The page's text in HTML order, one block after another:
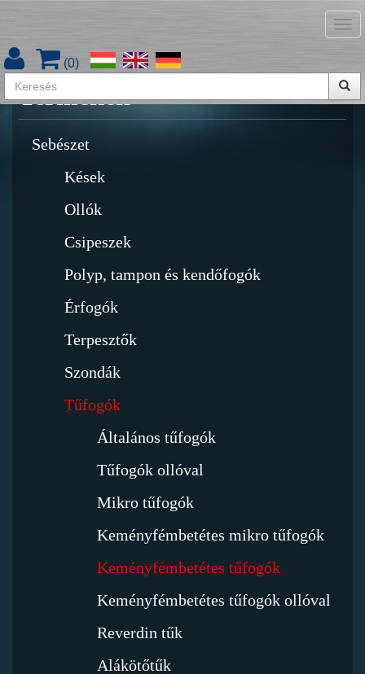
(0)
Termékek
Sebészet
Kések
Ollók
Csipeszek
Polyp, tampon és kendőfogók
Érfogók
Terpesztők
Szondák
Tűfogók
Általános tűfogók
Tűfogók ollóval
Mikro tűfogók
Keményfémbetétes mikro tűfogók
Keményfémbetétes tűfogók
Keményfémbetétes tűfogók ollóval
Reverdin tűk
Alákötőtűk